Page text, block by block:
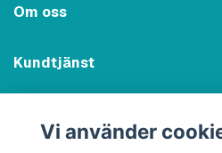
Om oss
Kundtjänst
Vi använder